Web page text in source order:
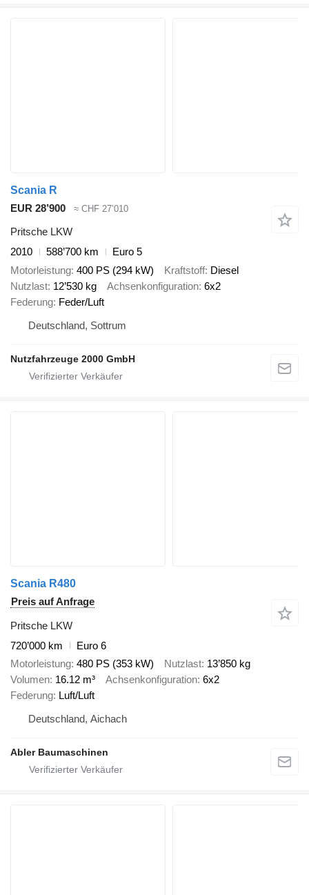
Scania R
EUR 28’900
≈ CHF 27’010
Pritsche LKW
2010
588’700 km
Euro 5
Motorleistung 400 PS (294 kW) Kraftstoff Diesel
Nutzlast 12’530 kg Achsenkonfiguration 6x2
Federung Feder/Luft
Deutschland, Sottrum
Nutzfahrzeuge 2000 GmbH
Scania R480
Preis auf Anfrage
Pritsche LKW
720’000 km
Euro 6
Motorleistung 480 PS (353 kW) Nutzlast 13’850 kg
Volumen 16.12 m³ Achsenkonfiguration 6x2
Federung Luft/Luft
Deutschland, Aichach
Abler Baumaschinen